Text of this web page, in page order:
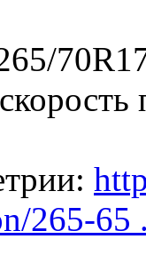
265-